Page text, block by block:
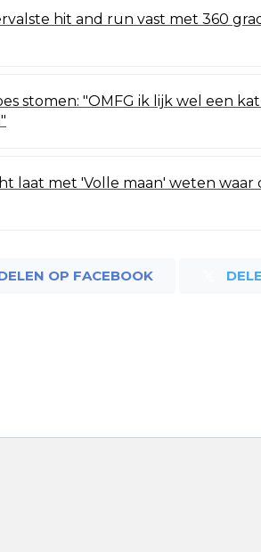
hit and run vast met 360
stomen: "OMFG ik lijk wel een
laat met 'Volle maan' weten waar
OP FACEBOOK